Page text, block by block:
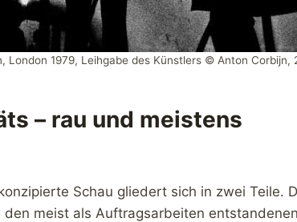
London 1979, Leihgabe des Künstlers © Anton Corbijn,
– rau und meistens
Schau gliedert sich in zwei Teile.
meist als Auftragsarbeiten entstandenen